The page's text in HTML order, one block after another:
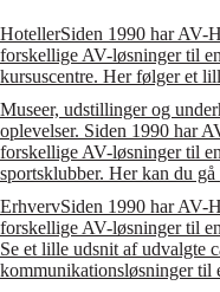
HotellerSiden 1990 har AV-
forskellige AV-løsninger til
kursuscentre. Her følger et
Museer, udstillinger og
oplevelser. Siden 1990 har
forskellige AV-løsninger til
sportsklubber. Her kan du gå
ErhvervSiden 1990 har AV-
forskellige AV-løsninger til
Se et lille udsnit af udvalgte
kommunikationsløsninger til